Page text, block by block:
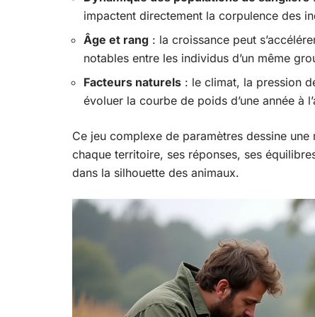
impactent directement la corpulence des
Âge et rang : la croissance peut
notables entre les individus d’un même
Facteurs naturels : le climat, la pression
évoluer la courbe de poids d’une année à
Ce jeu complexe de paramètres dessine
chaque territoire, ses réponses, ses
dans la silhouette des animaux.